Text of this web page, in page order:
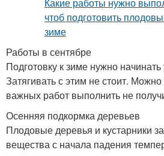
Работы в сентябре
Подготовку к зиме нужно
Затягивать с этим не стоит.
важных работ выполнить не
Осенняя подкормка деревьев
Плодовые деревья и кустарники
вещества с начала падения